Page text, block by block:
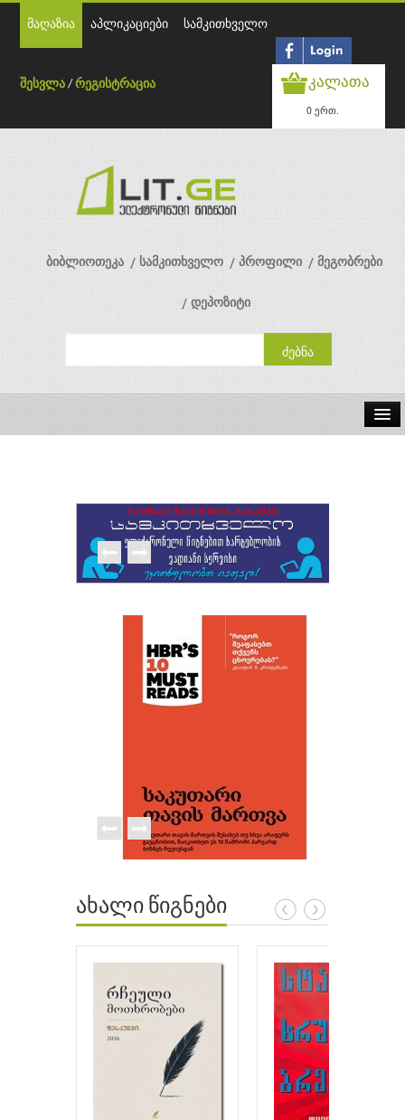
მაღაზია აპლიკაციები სამკითხველო
შესვლა /რეგისტრაცია კალათა
0 ერთ.
ბიბლიოთეკა სამკითხველო პროფილი მეგობრები
დეპოზიტი
გამომცემლობები
ახალი წიგნები